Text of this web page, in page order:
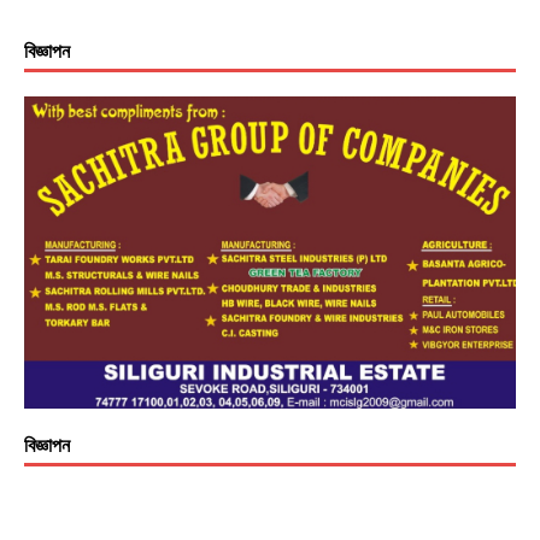
বিজ্ঞাপন
বিজ্ঞাপন